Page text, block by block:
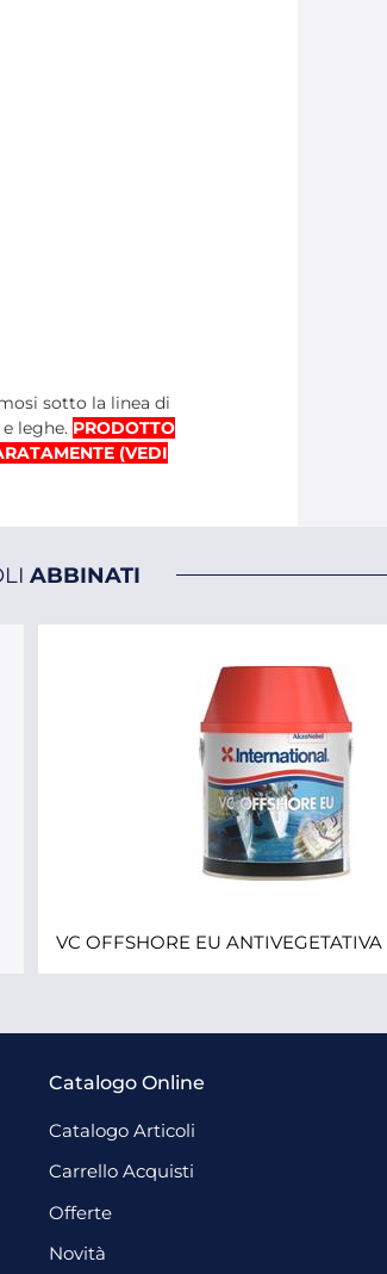
sotto la linea di
leghe. PRODOTTO
(VEDI
ABBINATI
VC OFFSHORE EU ANTIVEGETATIVA
Catalogo Online
Catalogo Articoli
Carrello Acquisti
Offerte
Novità